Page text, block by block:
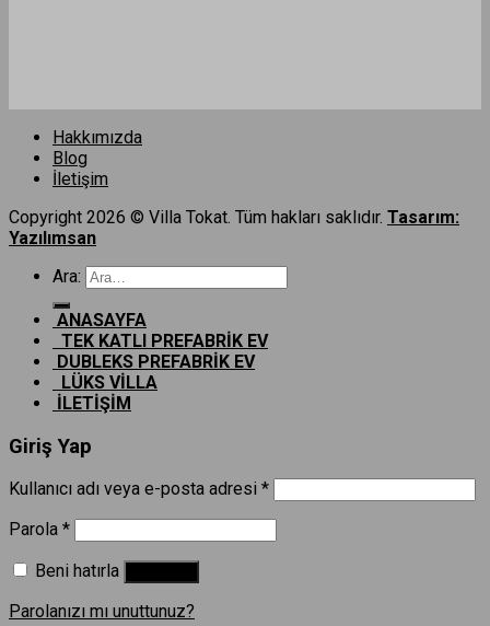
Hakkımızda
Blog
İletişim
Copyright 2026 © Villa Tokat. Tüm hakları saklıdır. Tasarım:
Yazılımsan
Ara:
ANASAYFA
TEK KATLI PREFABRİK EV
DUBLEKS PREFABRİK EV
LÜKS VİLLA
İLETİŞİM
Giriş Yap
Kullanıcı adı veya e-posta adresi *
Parola *
Beni hatırla
Parolanızı mı unuttunuz?